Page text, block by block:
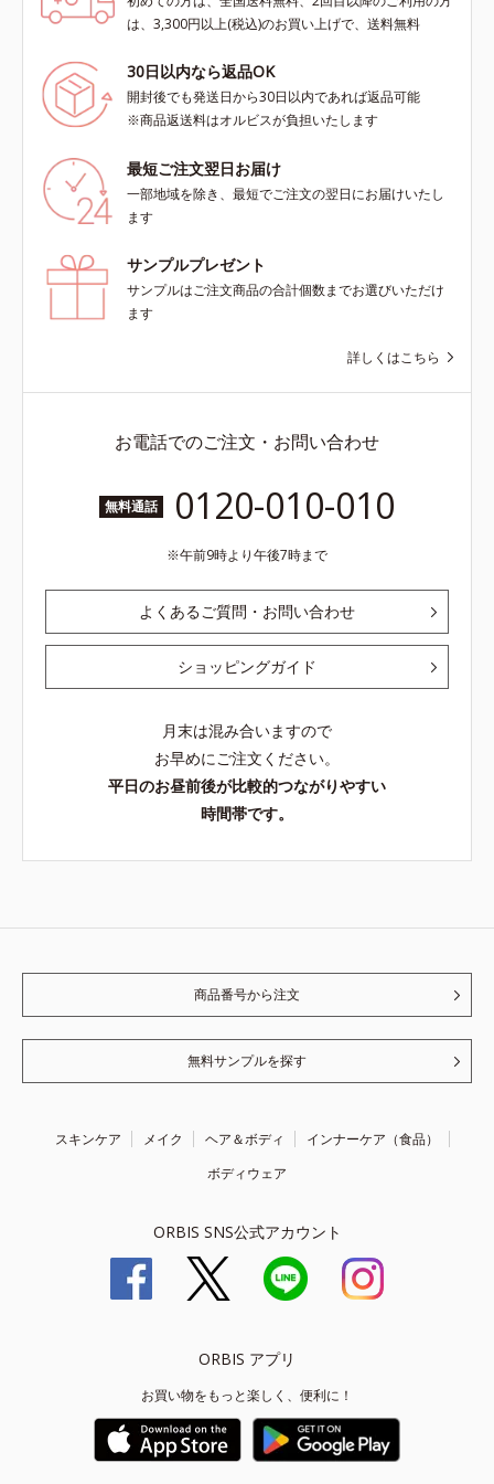
は、3,300円以上(税込)のお買い上げで、送料無料
30日以内なら返品OK
開封後でも発送日から30日以内であれば返品可能
※商品返送料はオルビスが負担いたします
最短ご注文翌日お届け
一部地域を除き、最短でご注文の翌日にお届けいたし
ます
サンプルプレゼント
サンプルはご注文商品の合計個数までお選びいただけ
ます
詳しくはこちら
お電話でのご注文・お問い合わせ
無料通話 0120-010-010
午前9時より午後7時まで
よくあるご質問・お問い合わせ
ショッピングガイド
月末は混み合いますので
お早めにご注文ください。
平日のお昼前後が比較的つながりやすい
時間帯です。
商品番号から注文
無料サンプルを探す
スキンケア メイク ヘア＆ボディ
インナーケア（食品）
ボディウェア
ORBIS SNS公式アカウント
ORBIS アプリ
お買い物をもっと楽しく、便利に！